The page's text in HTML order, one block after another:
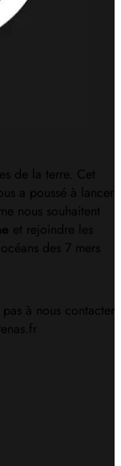
de la terre. Cet
a poussé à lancer
nous souhaitent
et rejoindre les
des 7 mers
à nous contacter